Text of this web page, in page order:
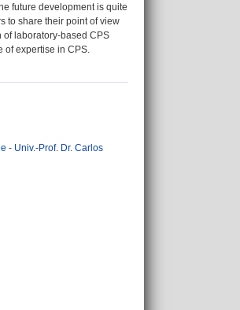
future development is quite
to share their point of view
of laboratory-based CPS
expertise in CPS.
- Univ.-Prof. Dr. Carlos